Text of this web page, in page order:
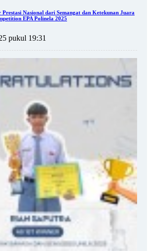
Nasional dari Semangat dan Ketekunan Juara
EPA Polinela 2025
pukul 19:31